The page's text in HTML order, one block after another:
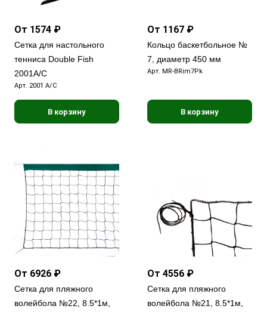
От 1574 ₽
Сетка для настольного
тенниса Double Fish
2001A/C
Арт. 2001 A/C
В корзину
От 1167 ₽
Кольцо баскетбольное №
7, диаметр 450 мм
Арт. MR-BRim7Pk
В корзину
От 6926 ₽
Сетка для пляжного
волейбола №22, 8.5*1м,
От 4556 ₽
Сетка для пляжного
волейбола №21, 8.5*1м,